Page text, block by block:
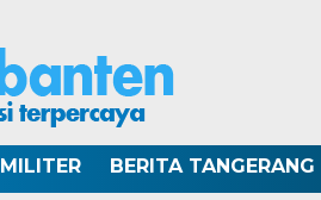
MILITER BERITA TANGERANG